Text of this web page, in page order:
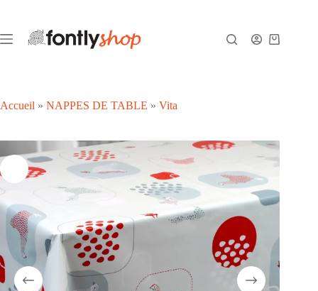
contenu
Panier
Accueil » NAPPES DE TABLE » Vita